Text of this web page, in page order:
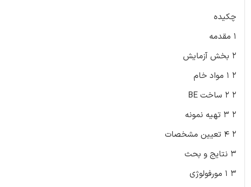
چکیده
۱ مقدمه
۲ بخش آزمایش
۲ ۱ مواد خام
۲ ۲ ساخت BE
۲ ۳ تهیه نمونه
۲ ۴ تعیین مشخصات
۳ نتایج و بحث
۳ ۱ مورفولوژی